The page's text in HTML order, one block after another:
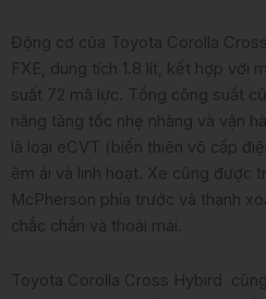
Động cơ của Toyota Corolla
FXE, dung tích 1.8 lít, kết hợp với
suất 72 mã lực. Tổng công suất
năng tăng tốc nhẹ nhàng và vận
là loại eCVT (biến thiên vô cấp
êm ái và linh hoạt. Xe cũng được
McPherson phía trước và thanh
chắc chắn và thoải mái.
Toyota Corolla Cross Hybird